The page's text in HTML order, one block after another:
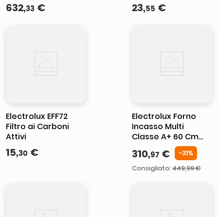
4 Zone 80 cm
632,33 €
Classic Long
23,55 €
Electrolux EFF72
Filtro ai Carboni
Attivi
15,30 €
Electrolux Forno
Incasso Multi
Classe A+ 60 Cm
MADE IN ITALY
EOH2H044K
310,97 € -31%
Consigliato:449,99 €